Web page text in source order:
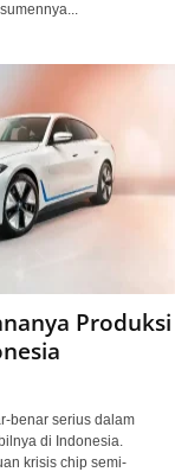
Produksi
benar serius dalam
di Indonesia.
krisis chip semi-